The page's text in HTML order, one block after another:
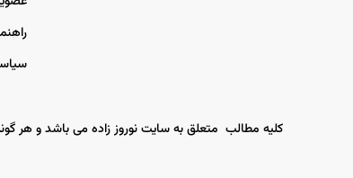
کلیه مطالب متعلق به سایت نوروز زاده می باشد و هر